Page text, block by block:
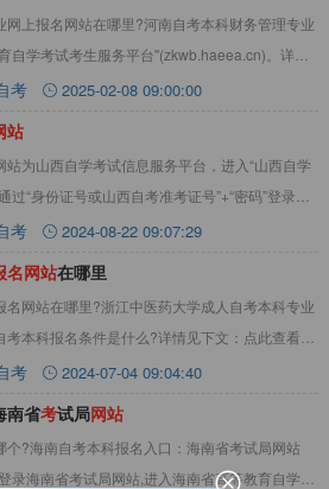
上报名网站在哪里?河南自考本科财务管理专业
自学考试考生服务平台"(zkwb.haeea.cn)。详情
考 2025-02-08 09:00:00
站
为山西自学考试信息服务平台，进入“山西自学
“身份证号或山西自考准考证号”+“密码”登录系
名等。
考 2024-08-22 09:07:29
名网站在哪里
网站在哪里?浙江中医药大学成人自考本科专业
本科报名条件是什么?详情见下文：点此查看
浙江
考 2024-07-04 09:04:40
南省考试局网站
个?海南自考本科报名入口：海南省考试局网站
录海南省考试局网站,进入海南省高等教育自学考